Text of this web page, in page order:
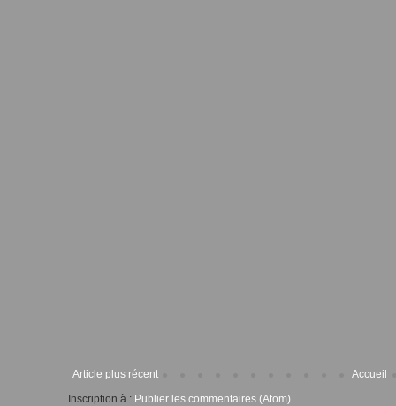
Article plus récent
Accueil
Inscription à : Publier les commentaires (Atom)